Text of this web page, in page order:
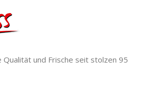
und Frische seit stolzen 95